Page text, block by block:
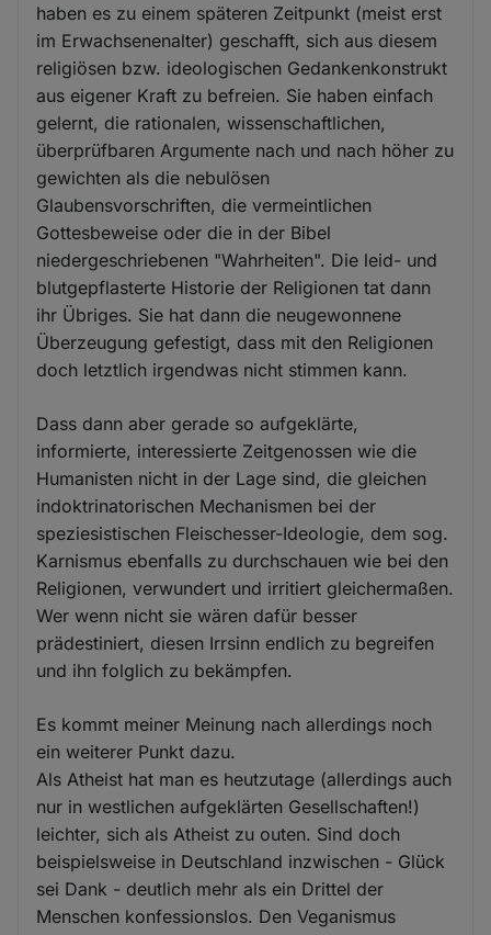
haben es zu einem späteren Zeitpunkt (meist erst
im Erwachsenenalter) geschafft, sich aus diesem
religiösen bzw. ideologischen Gedankenkonstrukt
aus eigener Kraft zu befreien. Sie haben einfach
gelernt, die rationalen, wissenschaftlichen,
überprüfbaren Argumente nach und nach höher zu
gewichten als die nebulösen
Glaubensvorschriften, die vermeintlichen
Gottesbeweise oder die in der Bibel
niedergeschriebenen "Wahrheiten". Die leid- und
blutgepflasterte Historie der Religionen tat dann
ihr Übriges. Sie hat dann die neugewonnene
Überzeugung gefestigt, dass mit den Religionen
doch letztlich irgendwas nicht stimmen kann.
Dass dann aber gerade so aufgeklärte,
informierte, interessierte Zeitgenossen wie die
Humanisten nicht in der Lage sind, die gleichen
indoktrinatorischen Mechanismen bei der
speziesistischen Fleischesser-Ideologie, dem sog.
Karnismus ebenfalls zu durchschauen wie bei den
Religionen, verwundert und irritiert gleichermaßen.
Wer wenn nicht sie wären dafür besser
prädestiniert, diesen Irrsinn endlich zu begreifen
und ihn folglich zu bekämpfen.
Es kommt meiner Meinung nach allerdings noch
ein weiterer Punkt dazu.
Als Atheist hat man es heutzutage (allerdings auch
nur in westlichen aufgeklärten Gesellschaften!)
leichter, sich als Atheist zu outen. Sind doch
beispielsweise in Deutschland inzwischen - Glück
sei Dank - deutlich mehr als ein Drittel der
Menschen konfessionslos. Den Veganismus